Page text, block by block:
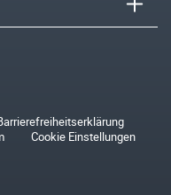
Cookie Einstellungen